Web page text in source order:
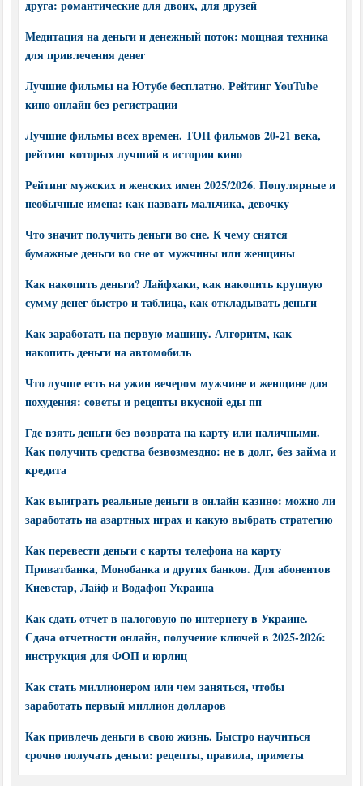
друга: романтические для двоих, для друзей
Медитация на деньги и денежный поток: мощная техника
для привлечения денег
Лучшие фильмы на Ютубе бесплатно. Рейтинг YouTube
кино онлайн без регистрации
Лучшие фильмы всех времен. ТОП фильмов 20-21 века,
рейтинг которых лучший в истории кино
Рейтинг мужских и женских имен 2025/2026. Популярные и
необычные имена: как назвать мальчика, девочку
Что значит получить деньги во сне. К чему снятся
бумажные деньги во сне от мужчины или женщины
Как накопить деньги? Лайфхаки, как накопить крупную
сумму денег быстро и таблица, как откладывать деньги
Как заработать на первую машину. Алгоритм, как
накопить деньги на автомобиль
Что лучше есть на ужин вечером мужчине и женщине для
похудения: советы и рецепты вкусной еды пп
Где взять деньги без возврата на карту или наличными.
Как получить средства безвозмездно: не в долг, без займа и
кредита
Как выиграть реальные деньги в онлайн казино: можно ли
заработать на азартных играх и какую выбрать стратегию
Как перевести деньги с карты телефона на карту
Приватбанка, Монобанка и других банков. Для абонентов
Киевстар, Лайф и Водафон Украина
Как сдать отчет в налоговую по интернету в Украине.
Сдача отчетности онлайн, получение ключей в 2025-2026:
инструкция для ФОП и юрлиц
Как стать миллионером или чем заняться, чтобы
заработать первый миллион долларов
Как привлечь деньги в свою жизнь. Быстро научиться
срочно получать деньги: рецепты, правила, приметы